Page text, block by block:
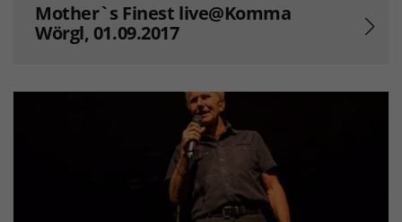
Mother`s Finest live@Komma
Wörgl, 01.09.2017